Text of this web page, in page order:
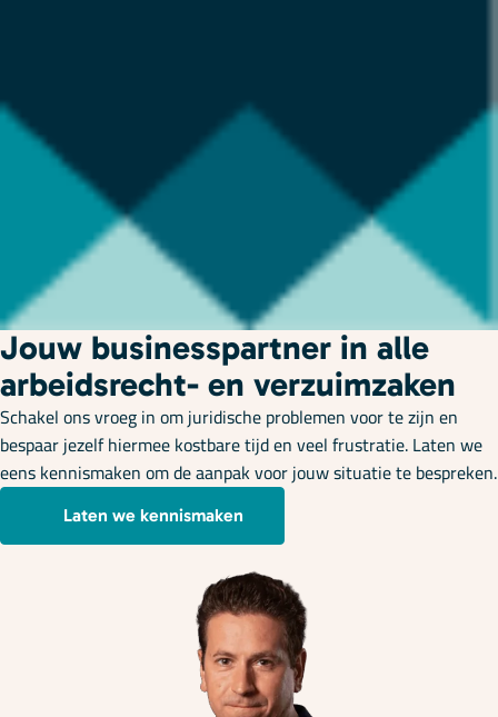
Jouw businesspartner in alle
arbeidsrecht- en verzuimzaken
Schakel ons vroeg in om juridische problemen voor te zijn en
bespaar jezelf hiermee kostbare tijd en veel frustratie. Laten we
eens kennismaken om de aanpak voor jouw situatie te bespreken.
Laten we kennismaken